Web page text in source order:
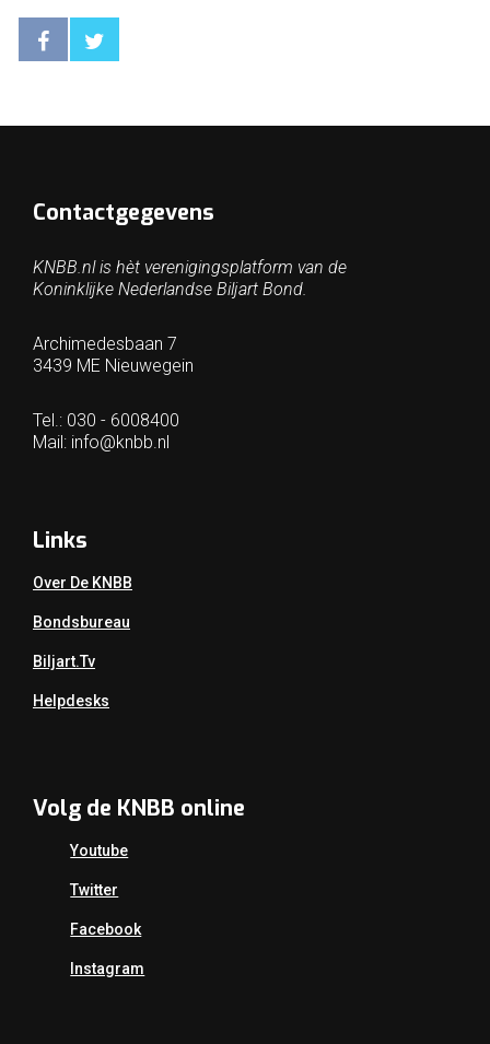
Contactgegevens
KNBB.nl is hèt verenigingsplatform van de
Koninklijke Nederlandse Biljart Bond.
Archimedesbaan 7
3439 ME Nieuwegein
Tel.: 030 - 6008400
Mail: info@knbb.nl
Links
Over De KNBB
Bondsbureau
Biljart.tv
Helpdesks
Volg de KNBB online
Youtube
Twitter
Facebook
Instagram